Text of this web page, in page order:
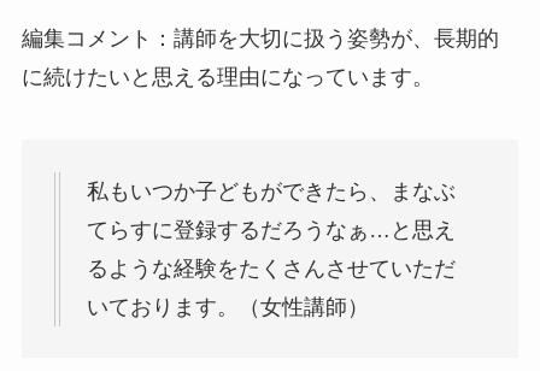
編集コメント：講師を大切に扱う姿勢が、長期的
に続けたいと思える理由になっています。
私もいつか子どもができたら、まなぶ
てらすに登録するだろうなぁ…と思え
るような経験をたくさんさせていただ
いております。（女性講師）